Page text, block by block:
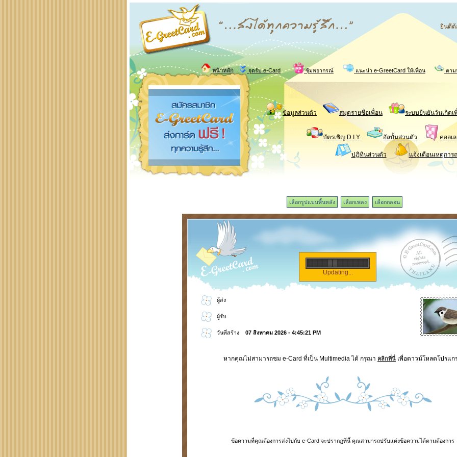
Updating...
ยินดีต้
หน้าหลัก จุดรับ e-Card ซุ้มพยากรณ์ แนะนำ e-GreetCard ให้เพื่อน ตาม
ข้อมูลส่วนตัว สมุดรายชื่อเพื่อน ระบบยืนยันวันเกิดเ
บัตรเชิญ D.I.Y. อัลบั้มส่วนตัว คอลเ
ปฎิทินส่วนตัว แจ้งเตือนเหตุการ
เลือกรูปแบบพื้นหลัง เลือกเพลง เลือกกลอน
ผู้ส่ง
ผู้รับ
วันที่สร้าง 07 สิงหาคม 2026 - 4:45:21 PM
หากคุณไม่สามารถชม e-Card ที่เป็น Multimedia ได้ กรุณา คลิกที่นี่ เพื่อดาวน์โหลดโปรแก
ข้อความที่คุณต้องการส่งไปกับ e-Card จะปรากฎที่นี้ คุณสามารถปรับแต่งข้อความได้ตามต้องการ